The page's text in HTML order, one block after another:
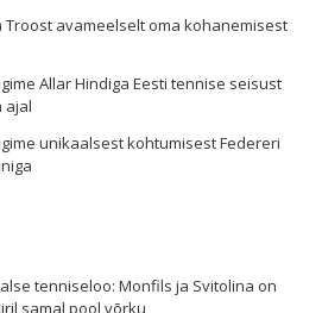
avameelselt oma kohanemisest
Allar Hindiga Eesti tennise seisust
ajal
unikaalsest kohtumisest Federeri
tenniseloo: Monfils ja Svitolina on
samal pool võrku